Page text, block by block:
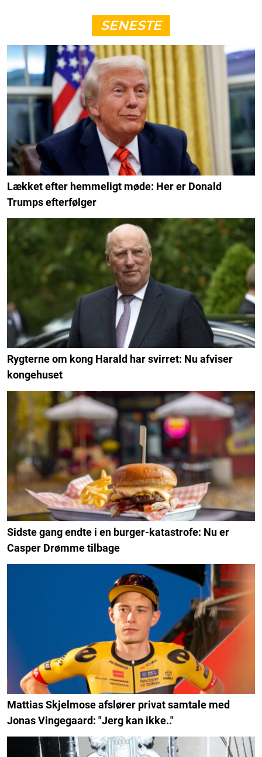
SENESTE
Lækket efter hemmeligt møde: Her er Donald
Trumps efterfølger
Rygterne om kong Harald har svirret: Nu afviser
kongehuset
Sidste gang endte i en burger-katastrofe: Nu er
Casper Drømme tilbage
Mattias Skjelmose afslører privat samtale med
Jonas Vingegaard: "Jerg kan ikke.."